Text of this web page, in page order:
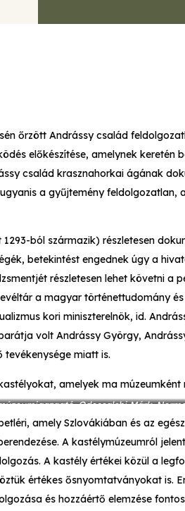
őrzött Andrássy család
előkészítése, amelynek keretén
család krasznahorkai ágának
a gyűjtemény feldolgozatlan,
ból származik) részletesen
betekintést engednek úgy a
részletesen lehet követni a
a magyar történettudomány
kori miniszterelnök, id.
volt Andrássy György,
tevékenysége miatt is.
amelyek ma múzeumként
Odescalchi Márk,
Dax Pál)
amely Szlovákiában és az
A kastélymúzeumról
A kastély értékei közül a
értékes ősnyomtatványokat is.
és hozzáértő elemzése